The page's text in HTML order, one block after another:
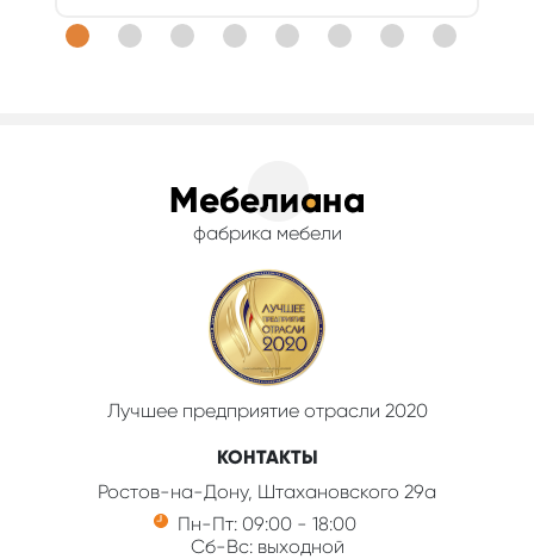
фабрика мебели
Лучшее предприятие отрасли 2020
КОНТАКТЫ
Ростов-на-Дону, Штахановского 29а
Пн-Пт: 09:00 - 18:00
Сб-Вс: выходной